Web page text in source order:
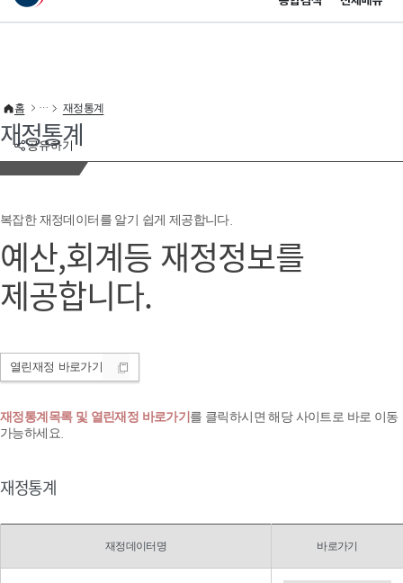
이 누리집은 대한민국 공식 전자정부 누리집입니다.
공유하기
홈 재정통계
재정통계
복잡한 재정데이터를 알기 쉽게 제공합니다.
예산,회계등 재정정보를
제공합니다.
열린재정 바로가기
재정통계목록 및 열린재정 바로가기 를 클릭하시면 해당 사이트로 바로 이동
가능하세요.
재정통계
재정데이터명 바로가기